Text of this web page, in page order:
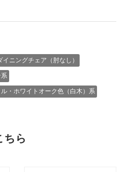
イニングチェア（肘なし）
・ホワイトオーク色（白木）系
ちら